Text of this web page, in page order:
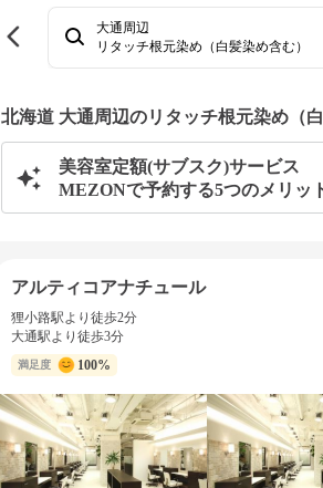
大通周辺
リタッチ根元染め（白髪染め含む）
北海道 大通周辺のリタッチ根元染め（白
美容室定額(サブスク)サービス
MEZONで予約する5つのメリッ
アルティコアナチュール
狸小路駅より徒歩2分
大通駅より徒歩3分
満足度 100%